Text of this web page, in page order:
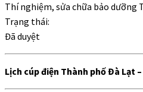
Thí nghiệm, sửa chữa bảo dưỡng
Trạng thái:
Đã duyệt
Lịch cúp điện Thành phố Đà Lạt